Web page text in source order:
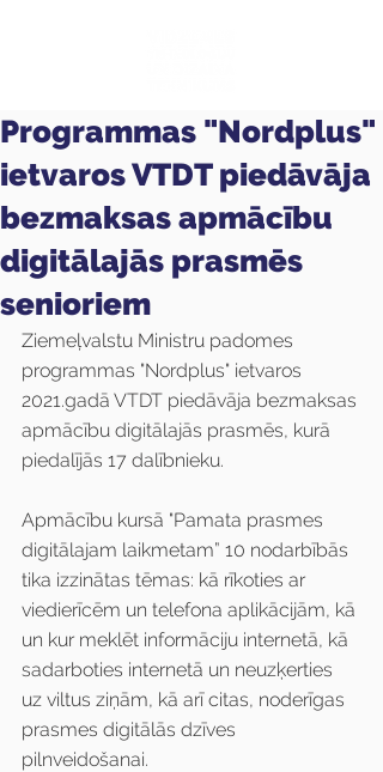
Programmas "Nordplus"
ietvaros VTDT piedāvāja
bezmaksas apmācību
digitālajās prasmēs
senioriem
Ziemeļvalstu Ministru padomes
programmas "Nordplus" ietvaros
2021.gadā VTDT piedāvāja bezmaksas
apmācību digitālajās prasmēs, kurā
piedalījās 17 dalībnieku.
Apmācību kursā "Pamata prasmes
digitālajam laikmetam” 10 nodarbībās
tika izzinātas tēmas: kā rīkoties ar
viedierīcēm un telefona aplikācijām, kā
un kur meklēt informāciju internetā, kā
sadarboties internetā un neuzķerties
uz viltus ziņām, kā arī citas, noderīgas
prasmes digitālās dzīves
pilnveidošanai.